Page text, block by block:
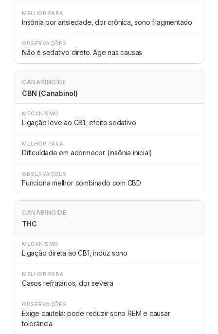
MELHOR PARA
Insônia por ansiedade, dor crônica, sono fragmentado
OBSERVAÇÕES
Não é sedativo direto. Age nas causas
CANABINOIDE
CBN (Canabinol)
MECANISMO
Ligação leve ao CB1, efeito sedativo
MELHOR PARA
Dificuldade em adormecer (insônia inicial)
OBSERVAÇÕES
Funciona melhor combinado com CBD
CANABINOIDE
THC
MECANISMO
Ligação direta ao CB1, induz sono
MELHOR PARA
Casos refratários, dor severa
OBSERVAÇÕES
Exige cautela: pode reduzir sono REM e causar
tolerância